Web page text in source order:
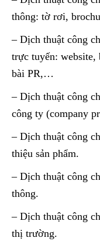
thông: tờ rơi,
– Dịch thuật công
trực tuyến: website,
bài PR,…
– Dịch thuật công
công ty (company
– Dịch thuật công
thiệu sản phẩm.
– Dịch thuật công
thông.
– Dịch thuật công
thị trường.